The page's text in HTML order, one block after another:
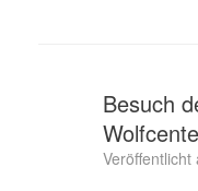
Besuch
Veröffentlicht